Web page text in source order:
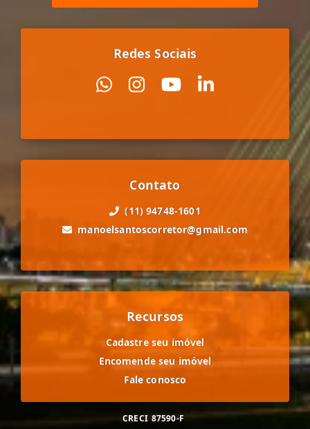
Redes Sociais
Contato
(11) 94748-1601
manoelsantoscorretor@gmail.com
Recursos
Cadastre seu imóvel
Encomende seu imóvel
Fale conosco
CRECI 87590-F